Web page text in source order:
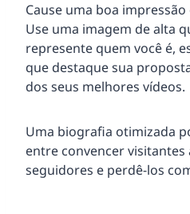
Cause uma boa
Use uma imagem de alta
represente quem você é,
que destaque sua
dos seus melhores vídeos.
Uma biografia otimizada
entre convencer visitantes
seguidores e perdê-los